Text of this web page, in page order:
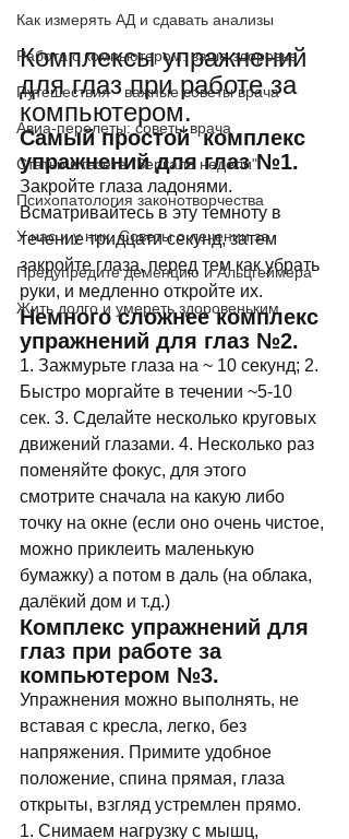
Как измерять АД и сдавать анализы
Работа с компьютером: ваше здоровье
Путешествия - важные советы врача
Авиа-перелеты: советы врача
Статьи в газете "Зеркало недели"
Психопатология законотворчества
У нас и у них. Советы о лечении за
Предупредите деменцию и Альцгеймера
Жить долго и умереть здоровеньким
Комплексы упражнений
для глаз при работе за
компьютером.
Самый простой  комплекс
упражнений для глаз №1.
Закройте глаза ладонями.
Всматривайтесь в эту темноту в
течение тридцати секунд, затем
закройте глаза, перед тем как убрать
руки, и медленно откройте их.
Немного сложнее комплекс
упражнений для глаз №2.
1. Зажмурьте глаза на ~ 10 секунд; 2.
Быстро моргайте в течении ~5-10
сек. 3. Сделайте несколько круговых
движений глазами. 4. Несколько раз
поменяйте фокус, для этого
смотрите сначала на какую либо
точку на окне (если оно очень чистое,
можно приклеить маленькую
бумажку) а потом в даль (на облака,
далёкий дом и т.д.)
Комплекс упражнений для
глаз при работе за
компьютером №3.
Упражнения можно выполнять, не
вставая с кресла, легко, без
напряжения. Примите удобное
положение, спина прямая, глаза
открыты, взгляд устремлен прямо.
1. Снимаем нагрузку с мышц,